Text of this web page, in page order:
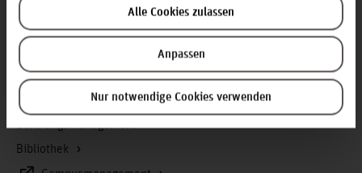
Alle Cookies zulassen
Anpassen
Nur notwendige Cookies verwenden
Service & Organisation
Akademische Angelegenheiten
Antidiskriminierungsstelle
Arbeitssicherheit
Berufungsmanagement
Bibliothek